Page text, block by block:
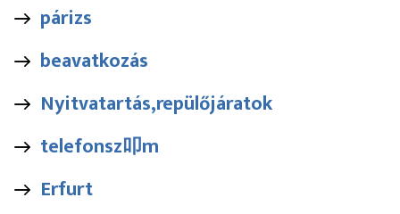
párizs
beavatkozás
Nyitvatartás,repülőjáratok
telefonsz叩m
Erfurt